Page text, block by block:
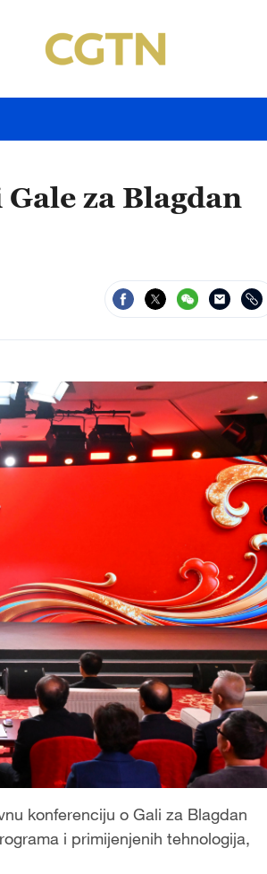
za Blagdan
konferenciju o Gali za Blagdan
i primijenjenih tehnologija,